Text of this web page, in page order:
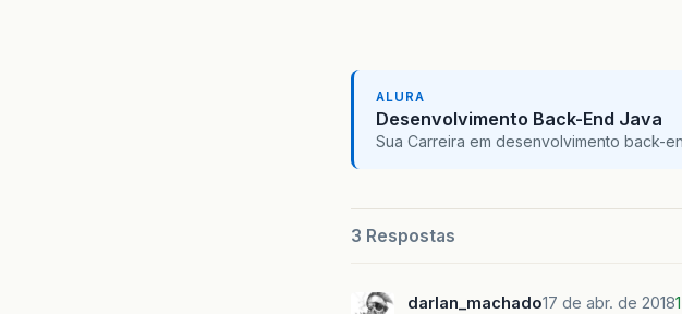
//
ALURA
Desenvolvimento Back-End Java
Sua Carreira em desenvolvimento back-
3 Respostas
darlan_machado17 de abr. de 2018